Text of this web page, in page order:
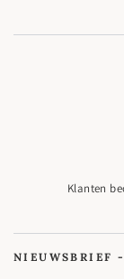
Klanten
NIEUWSBRIEF